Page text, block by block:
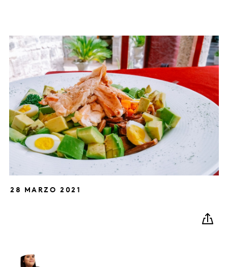
28 MARZO 2021